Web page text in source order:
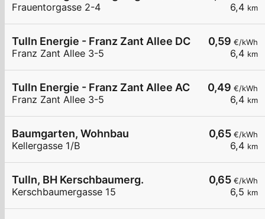
6,4 km
Frauentorgasse 2-4
0,59 €/kWh
6,4 km
Tulln Energie - Franz Zant Allee DC
Franz Zant Allee 3-5
0,49 €/kWh
6,4 km
Tulln Energie - Franz Zant Allee AC
Franz Zant Allee 3-5
0,65 €/kWh
6,4 km
Baumgarten, Wohnbau
Kellergasse 1/B
0,65 €/kWh
6,5 km
Tulln, BH Kerschbaumerg.
Kerschbaumergasse 15